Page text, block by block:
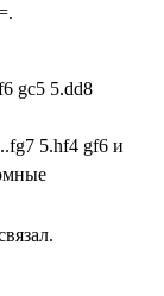
gc5 5.dd8
5.hf4 gf6 и